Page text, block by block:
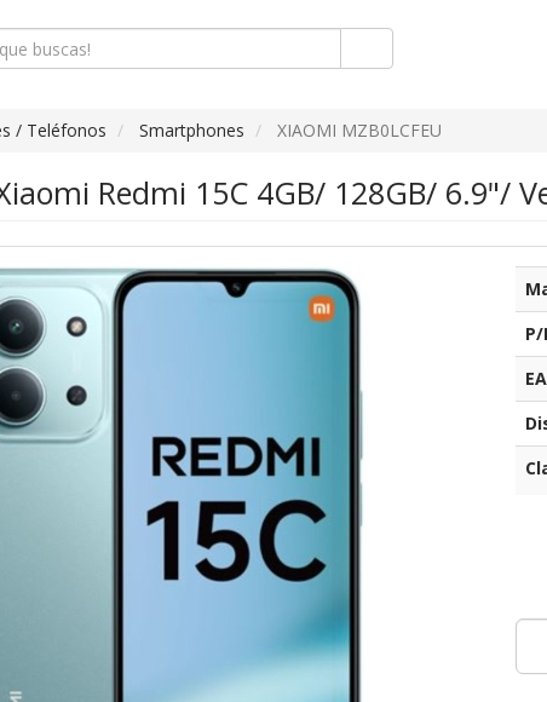
/ Teléfonos Smartphones XIAOMI MZB0LCFEU
Redmi 15C 4GB/ 128GB/ 6.9"/
P/